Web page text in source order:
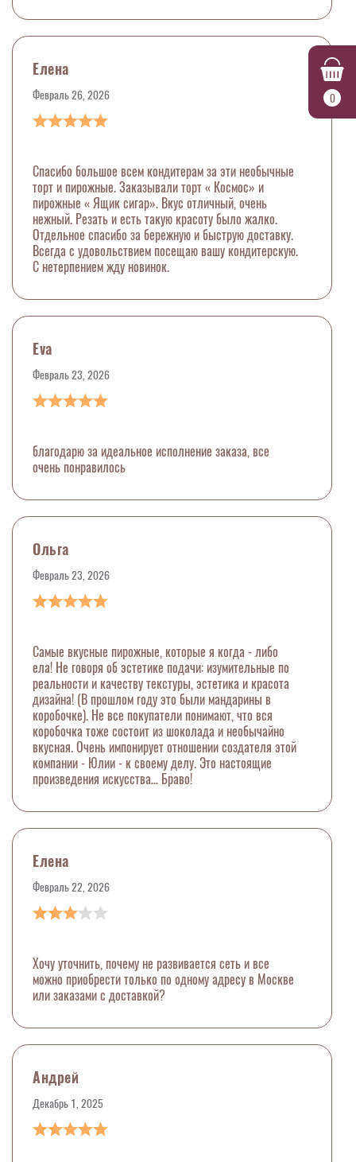
0
Елена
Февраль 26, 2026
Спасибо большое всем кондитерам за эти необычные
торт и пирожные. Заказывали торт « Космос» и
пирожные « Ящик сигар». Вкус отличный, очень
нежный. Резать и есть такую красоту было жалко.
Отдельное спасибо за бережную и быструю доставку.
Всегда с удовольствием посещаю вашу кондитерскую.
С нетерпением жду новинок.
Eva
Февраль 23, 2026
благодарю за идеальное исполнение заказа, все
очень понравилось
Ольга
Февраль 23, 2026
Самые вкусные пирожные, которые я когда - либо
ела! Не говоря об эстетике подачи: изумительные по
реальности и качеству текстуры, эстетика и красота
дизайна! (В прошлом году это были мандарины в
коробочке). Не все покупатели понимают, что вся
коробочка тоже состоит из шоколада и необычайно
вкусная. Очень импонирует отношении создателя этой
компании - Юлии - к своему делу. Это настоящие
произведения искусства… Браво!
Елена
Февраль 22, 2026
Хочу уточнить, почему не развивается сеть и все
можно приобрести только по одному адресу в Москве
или заказами с доставкой?
Андрей
Декабрь 1, 2025